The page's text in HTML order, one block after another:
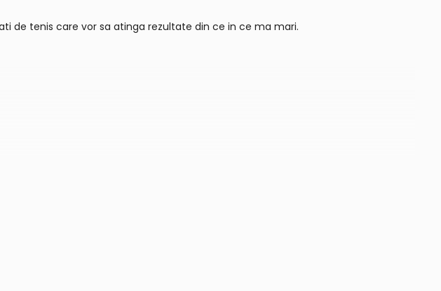
de tenis care vor sa atinga rezultate din ce in ce ma mari.